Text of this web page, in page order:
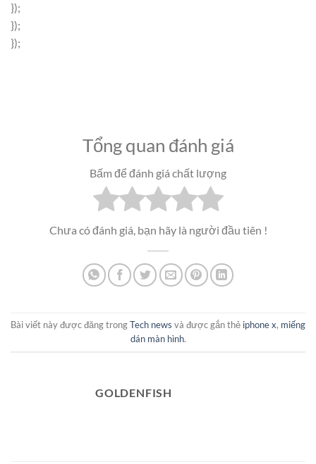
});
});
});
Tổng quan đánh giá
Bấm để đánh giá chất lượng
Chưa có đánh giá, bạn hãy là người đầu tiên !
Bài viết này được đăng trongTech news và được gắn thẻ iphone x, miếng
dán màn hình.
GOLDENFISH